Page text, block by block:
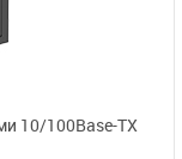
10/100Base-TX